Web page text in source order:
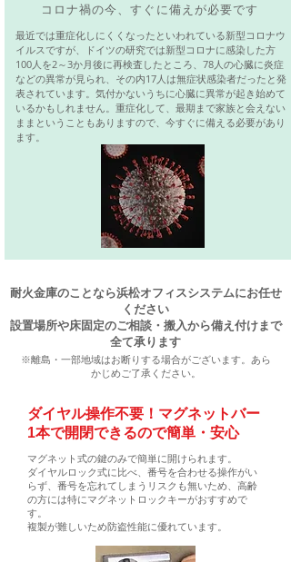
​コロナ禍の今、すぐに備えが必要です
​最近では重症化しにくくなったといわれている​新型コロナウ
イルスですが、ドイツの研究では新型コロナに感染した方
100人を2～3か月後に再検査したところ、78人の心臓に炎症
などの異常が見られ、その内17人は無症状感染者だったと発
表されています。気付かないうちに心臓に異常が起き始めて
いるかもしれません。​重症化して、最期まで家族と会えない
ままということもありますので、今すぐに備える必要があり
ます。
耐火金庫のことなら浜松オフィスシステムにお任せ
ください
設置場所や床固定のご相談・搬入から備え付けまで
全て承ります
※離島・一部地域はお断りする場合がございます。あら
かじめご了承ください。​
​ダイヤル操作不要！マグネットバー
1本で開閉できるので簡単・安心
マグネット式の鍵のみで簡単に開けられます。
ダイヤルロック式に比べ、番号を合わせる操作がい
らず、番号を忘れてしまうリスクも無いため、高齢
の方には特にマグネットロックキーがおすすめで
す。
複製が難しいため防盗性能に優れています。